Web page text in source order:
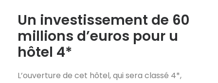
Un investissement de 60
millions d’euros pour u
hôtel 4*
L’ouverture de cet hôtel, qui sera classé 4*,